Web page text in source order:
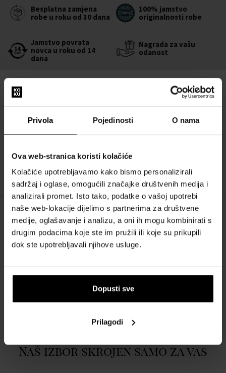
Privola Pojedinosti O nama
Ova web-stranica koristi kolačiće
Kolačiće upotrebljavamo kako bismo personalizirali
sadržaj i oglase, omogućili značajke društvenih medija i
analizirali promet. Isto tako, podatke o vašoj upotrebi
naše web-lokacije dijelimo s partnerima za društvene
medije, oglašavanje i analizu, a oni ih mogu kombinirati s
drugim podacima koje ste im pružili ili koje su prikupili
dok ste upotrebljavali njihove usluge.
Dopusti sve
Prilagodi
Besplatna zamjena
robe u roku od 30 dana
100% jamstvo
originalnosti robe
Jamstvo povrata
novca u roku od 14
dana
Nagrada za vašu
odanost
Druge opcije
Hermes Eau De Neroli Dore Kolonjska voda
100ml - Kolonjske vode - Unisex
OPIS
Citrusni miris za muškarce i žene. Miris je lansiran 2016. godine.
POJEDINOSTI
Naš izbor skrojen samo za vas